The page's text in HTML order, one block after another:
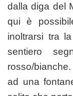
dalla diga del
qui è
inoltrarsi tra
sentiero
rosso/
ad una